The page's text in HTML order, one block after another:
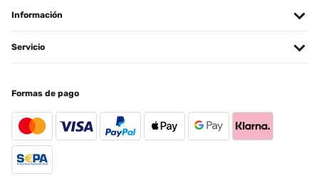
02/04/2023
Utilisateur d'Amazon
Traducir
Información
Servicio
Formas de pago